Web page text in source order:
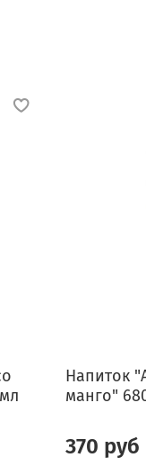
Напиток
манго"
370 руб